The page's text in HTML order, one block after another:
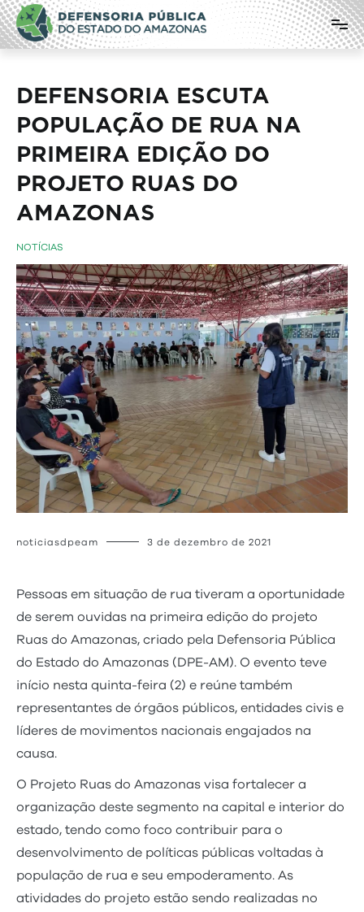
Pular
para
o
conteúdo
Defensoria Pública do Estado do
Amazonas
DEFENSORIA ESCUTA
POPULAÇÃO DE RUA NA
PRIMEIRA EDIÇÃO DO
PROJETO RUAS DO
AMAZONAS
NOTÍCIAS
noticiasdpeam 3 de dezembro de 2021
Pessoas em situação de rua tiveram a oportunidade
de serem ouvidas na primeira edição do projeto
Ruas do Amazonas, criado pela Defensoria Pública
do Estado do Amazonas (DPE-AM). O evento teve
início nesta quinta-feira (2) e reúne também
representantes de órgãos públicos, entidades civis e
líderes de movimentos nacionais engajados na
causa.
O Projeto Ruas do Amazonas visa fortalecer a
organização deste segmento na capital e interior do
estado, tendo como foco contribuir para o
desenvolvimento de políticas públicas voltadas à
população de rua e seu empoderamento. As
atividades do projeto estão sendo realizadas no